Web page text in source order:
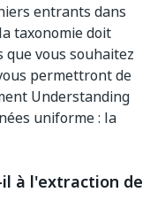
entrants dans
taxonomie doit
vous souhaitez
permettront de
Understanding
uniforme : la
à l'extraction de